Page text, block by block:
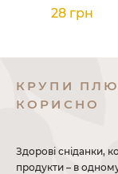
28 грн
КРУПИ
КОРИСНО
Здорові сніданки,
продукти – в